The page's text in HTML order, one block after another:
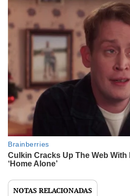
NOTAS RELACIONADAS